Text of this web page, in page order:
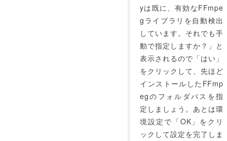
yは既に、有効なFFmpe
gライブラリを自動検出
しています。それでも手
動で指定しますか？」と
表示されるので「はい」
をクリックして、先ほど
インストールしたFFmp
egのフォルダパスを指
定しましょう。あとは環
境設定で「OK」をクリ
ックして設定を完了しま